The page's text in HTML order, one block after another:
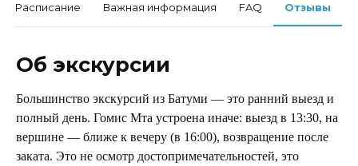
Расписание Важная информация FAQ Отзывы
Об экскурсии
Большинство экскурсий из Батуми — это ранний выезд и
полный день. Гомис Мта устроена иначе: выезд в 13:30, на
вершине — ближе к вечеру (в 16:00), возвращение после
заката. Это не осмотр достопримечательностей, это